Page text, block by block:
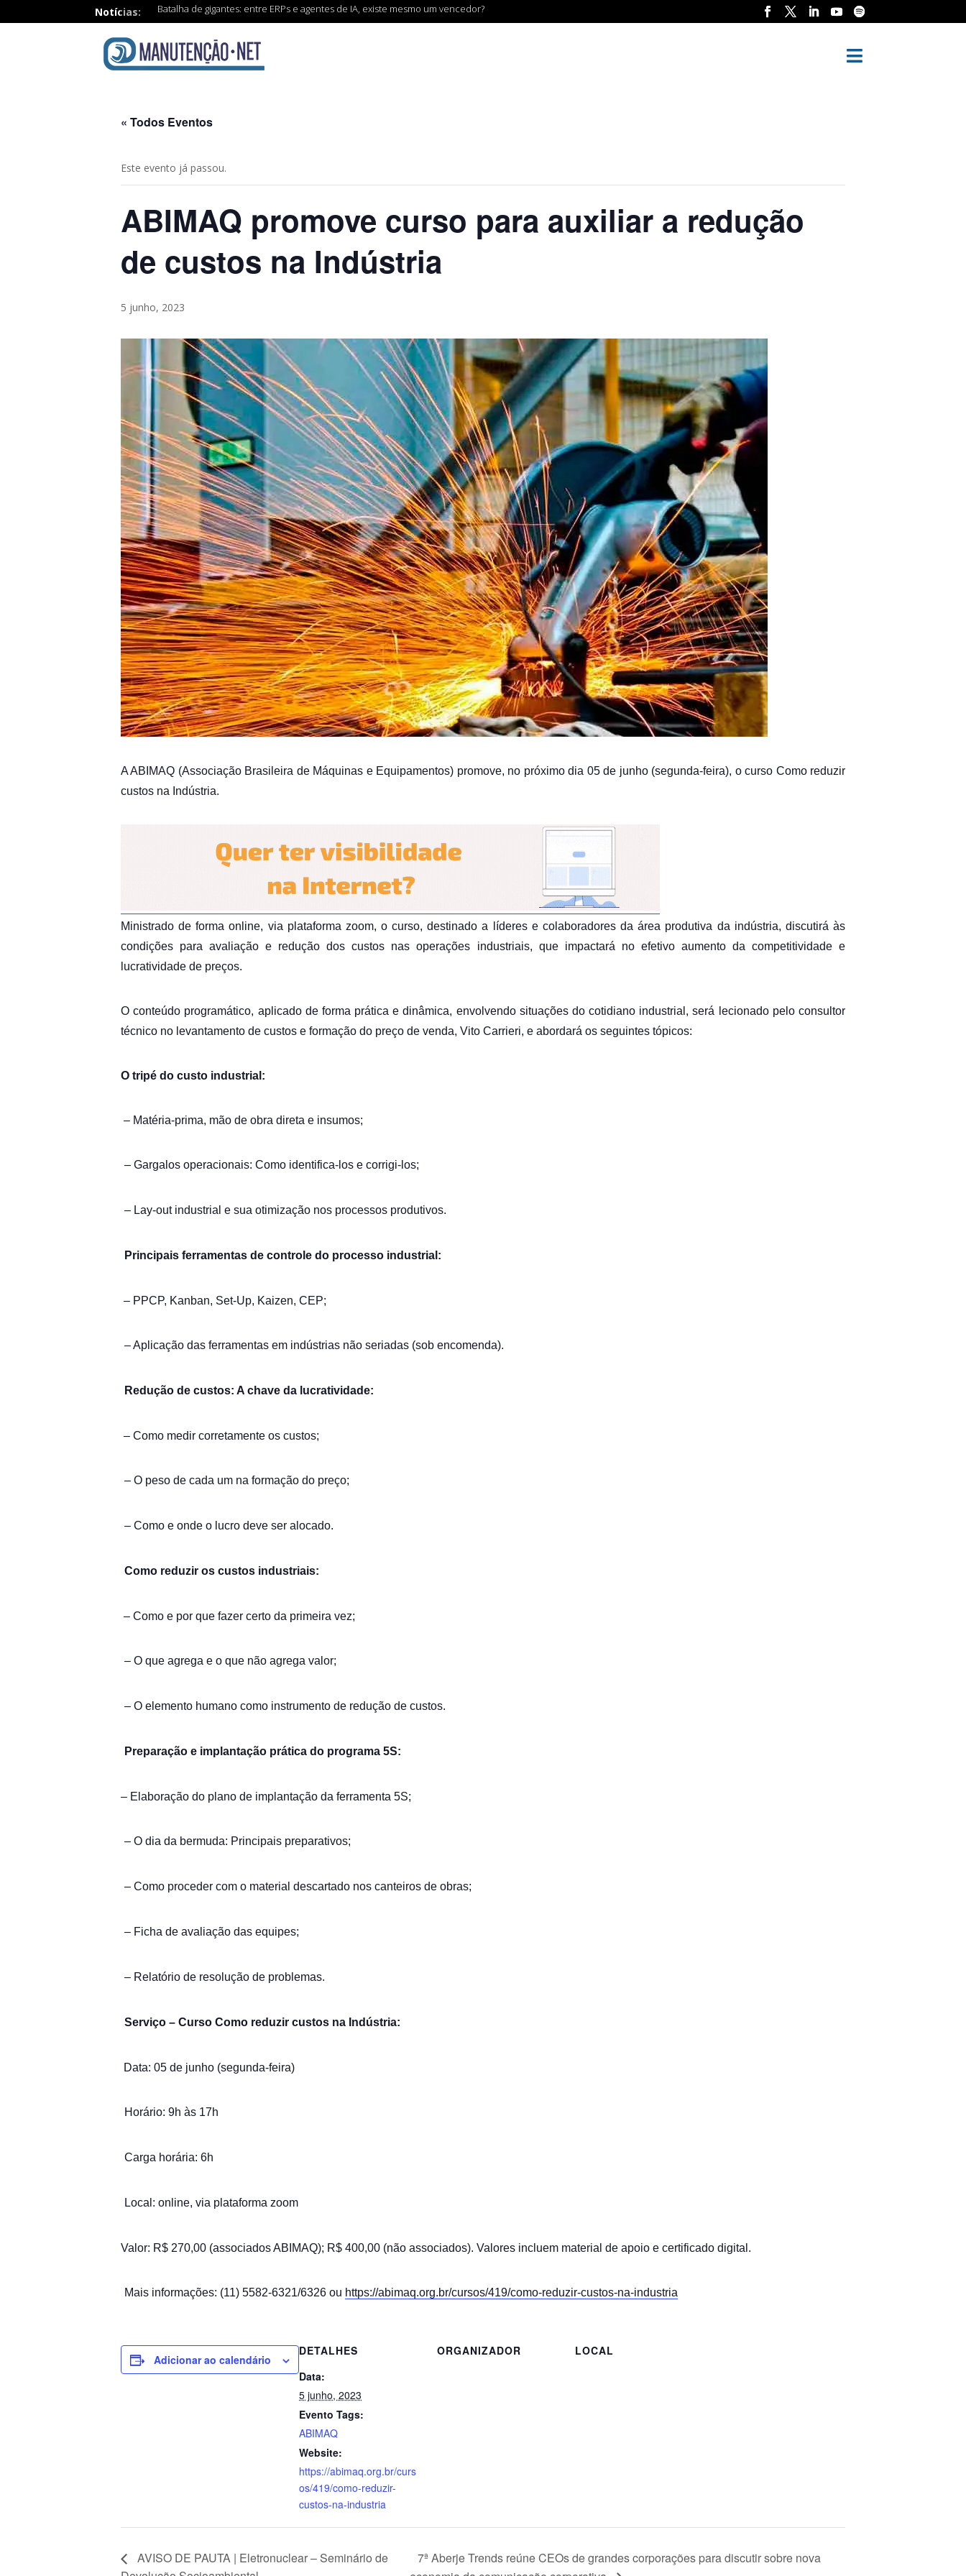
Notícias: Batalha de gigantes: entre ERPs e agentes de IA, existe mesmo um vencedor?

« Todos Eventos
Este evento já passou.
ABIMAQ promove curso para auxiliar a redução
de custos na Indústria
5 junho, 2023
A ABIMAQ (Associação Brasileira de Máquinas e Equipamentos) promove, no próximo dia 05 de junho (segunda-feira), o curso Como reduzir
custos na Indústria.
Ministrado de forma online, via plataforma zoom, o curso, destinado a líderes e colaboradores da área produtiva da indústria, discutirá às
condições para avaliação e redução dos custos nas operações industriais, que impactará no efetivo aumento da competitividade e
lucratividade de preços.
O conteúdo programático, aplicado de forma prática e dinâmica, envolvendo situações do cotidiano industrial, será lecionado pelo consultor
técnico no levantamento de custos e formação do preço de venda, Vito Carrieri, e abordará os seguintes tópicos:
O tripé do custo industrial:
– Matéria-prima, mão de obra direta e insumos;
– Gargalos operacionais: Como identifica-los e corrigi-los;
– Lay-out industrial e sua otimização nos processos produtivos.
Principais ferramentas de controle do processo industrial:
– PPCP, Kanban, Set-Up, Kaizen, CEP;
– Aplicação das ferramentas em indústrias não seriadas (sob encomenda).
Redução de custos: A chave da lucratividade:
– Como medir corretamente os custos;
– O peso de cada um na formação do preço;
– Como e onde o lucro deve ser alocado.
Como reduzir os custos industriais:
– Como e por que fazer certo da primeira vez;
– O que agrega e o que não agrega valor;
– O elemento humano como instrumento de redução de custos.
Preparação e implantação prática do programa 5S:
– Elaboração do plano de implantação da ferramenta 5S;
– O dia da bermuda: Principais preparativos;
– Como proceder com o material descartado nos canteiros de obras;
– Ficha de avaliação das equipes;
– Relatório de resolução de problemas.
Serviço – Curso Como reduzir custos na Indústria:
Data: 05 de junho (segunda-feira)
Horário: 9h às 17h
Carga horária: 6h
Local: online, via plataforma zoom
Valor: R$ 270,00 (associados ABIMAQ); R$ 400,00 (não associados). Valores incluem material de apoio e certificado digital.
Mais informações: (11) 5582-6321/6326 ou https://abimaq.org.br/cursos/419/como-reduzir-custos-na-industria
Adicionar ao calendário
DETALHES
Data:
5 junho, 2023
Evento Tags:
ABIMAQ
Website:
https://abimaq.org.br/curs
os/419/como-reduzir-
custos-na-industria
ORGANIZADOR LOCAL
AVISO DE PAUTA | Eletronuclear – Seminário de
7ª Aberje Trends reúne CEOs de grandes corporações para discutir sobre nova